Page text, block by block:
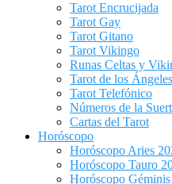
Tarot Encrucijada
Tarot Gay
Tarot Gitano
Tarot Vikingo
Runas Celtas y
Tarot de los Ángeles
Tarot Telefónico
Números de la
Cartas del Tarot
Horóscopo
Horóscopo Aries
Horóscopo Tauro
Horóscopo